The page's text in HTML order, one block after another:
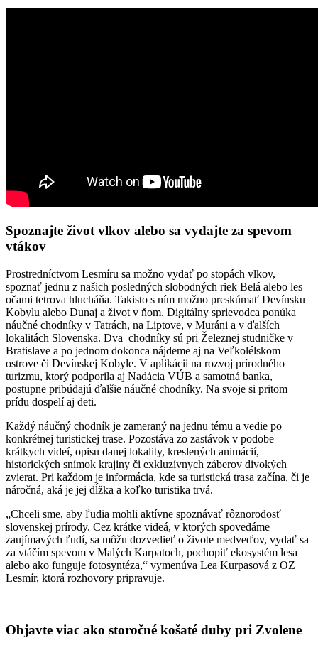
Spoznajte život vlkov alebo sa vydajte za spevom
vtákov
Prostredníctvom Lesmíru sa možno vydať po stopách vlkov,
spoznať jednu z našich posledných slobodných riek Belá alebo les
očami tetrova hlucháňa. Takisto s ním možno preskúmať Devínsku
Kobylu alebo Dunaj a život v ňom. Digitálny sprievodca ponúka
náučné chodníky v Tatrách, na Liptove, v Muráni a v ďalších
lokalitách Slovenska. Dva chodníky sú pri Železnej studničke v
Bratislave a po jednom dokonca nájdeme aj na Veľkolélskom
ostrove či Devínskej Kobyle. V aplikácii na rozvoj prírodného
turizmu, ktorý podporila aj Nadácia VÚB a samotná banka,
postupne pribúdajú ďalšie náučné chodníky. Na svoje si pritom
prídu dospelí aj deti.
Každý náučný chodník je zameraný na jednu tému a vedie po
konkrétnej turistickej trase. Pozostáva zo zastávok v podobe
krátkych videí, opisu danej lokality, kreslených animácií,
historických snímok krajiny či exkluzívnych záberov divokých
zvierat. Pri každom je informácia, kde sa turistická trasa začína, či je
náročná, aká je jej dĺžka a koľko turistika trvá.
„Chceli sme, aby ľudia mohli aktívne spoznávať rôznorodosť
slovenskej prírody. Cez krátke videá, v ktorých spovedáme
zaujímavých ľudí, sa môžu dozvedieť o živote medveďov, vydať sa
za vtáčím spevom v Malých Karpatoch, pochopiť ekosystém lesa
alebo ako funguje fotosyntéza,“ vymenúva Lea Kurpasová z OZ
Lesmír, ktorá rozhovory pripravuje.
Objavte viac ako storočné košaté duby pri Zvolene